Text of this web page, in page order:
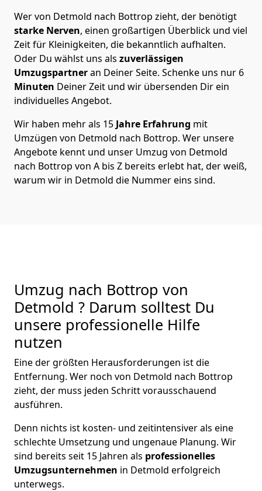
Wer von Detmold nach Bottrop zieht, der benötigt
starke Nerven, einen großartigen Überblick und viel
Zeit für Kleinigkeiten, die bekanntlich aufhalten.
Oder Du wählst uns als zuverlässigen
Umzugspartneran Deiner Seite. Schenke uns nur 6
Minuten Deiner Zeit und wir übersenden Dir ein
individuelles Angebot.
Wir haben mehr als 15 Jahre Erfahrung mit
Umzügen von Detmold nach Bottrop. Wer unsere
Angebote kennt und unser Umzug von Detmold
nach Bottrop von A bis Z bereits erlebt hat, der weiß,
warum wir in Detmold die Nummer eins sind.
Umzug nach Bottrop von
Detmold ? Darum solltest Du
unsere professionelle Hilfe
nutzen
Eine der größten Herausforderungen ist die
Entfernung. Wer noch von Detmold nach Bottrop
zieht, der muss jeden Schritt vorausschauend
ausführen.
Denn nichts ist kosten- und zeitintensiver als eine
schlechte Umsetzung und ungenaue Planung. Wir
sind bereits seit 15 Jahren als professionelles
Umzugsunternehmen in Detmold erfolgreich
unterwegs.